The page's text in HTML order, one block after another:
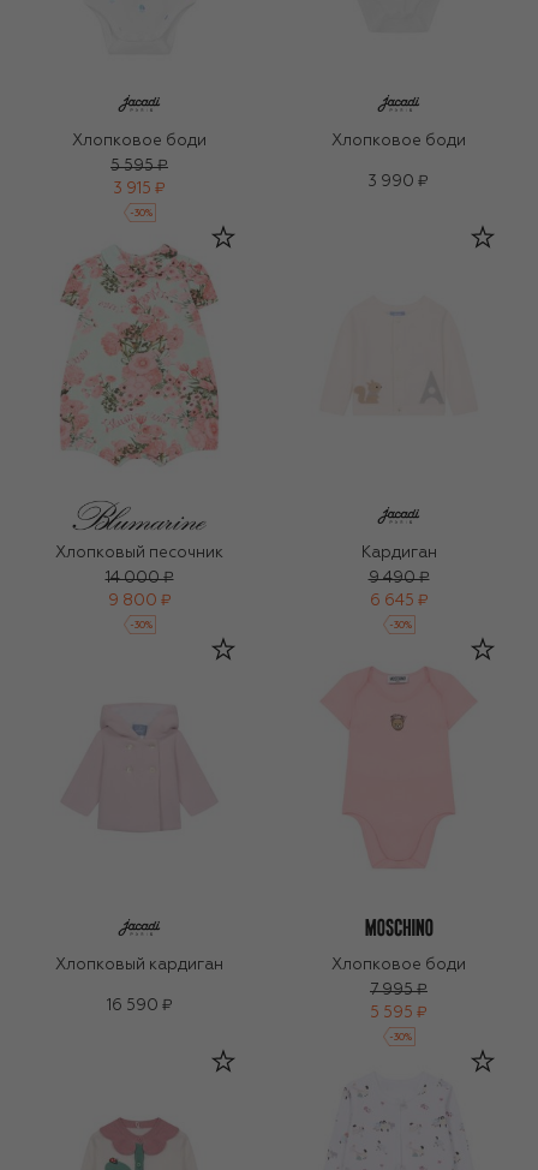
Хлопковое боди
5 595 ₽
3 915 ₽
-30%
Хлопковое боди
3 990 ₽
Хлопковый песочник
14 000 ₽
9 800 ₽
-30%
Кардиган
9 490 ₽
6 645 ₽
-30%
Хлопковый кардиган
16 590 ₽
Хлопковое боди
7 995 ₽
5 595 ₽
-30%